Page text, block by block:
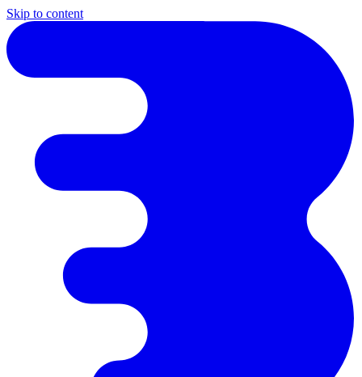
Skip to content